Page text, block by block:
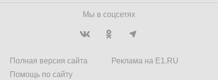
Мы в соцсетях
Полная версия сайта
Помощь по сайту
Реклама на E1.RU